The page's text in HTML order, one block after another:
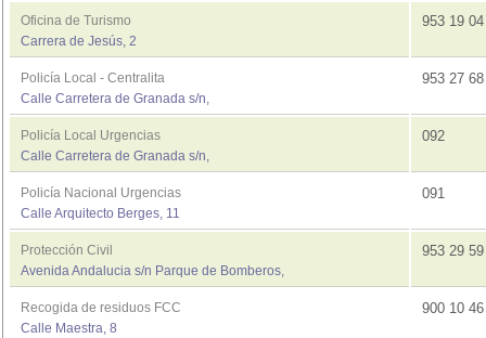
Oficina de Turismo
Carrera de Jesús, 2
953 19
Policía Local - Centralita
Calle Carretera de Granada s/n,
953 27
Policía Local Urgencias
Calle Carretera de Granada s/n,
092
Policía Nacional Urgencias
Calle Arquitecto Berges, 11
091
Protección Civil
Avenida Andalucia s/n Parque de Bomberos,
953 29
Recogida de residuos FCC
Calle Maestra, 8
900 10